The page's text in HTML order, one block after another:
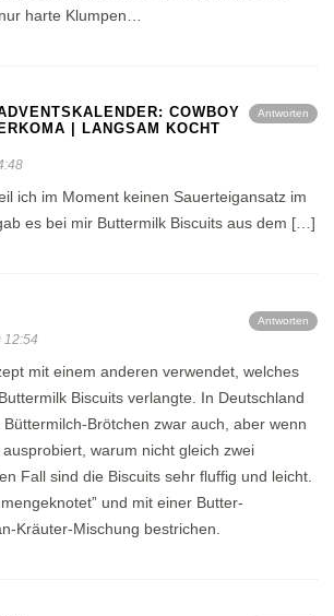
harte Klumpen…
Antworten
COWBOY
| LANGSAM KOCHT
ich im Moment keinen Sauerteigansatz im
es bei mir Buttermilk Biscuits aus dem […]
Antworten
12:54
mit einem anderen verwendet, welches
Biscuits verlangte. In Deutschland
Brötchen zwar auch, aber wenn
warum nicht gleich zwei
Fall sind die Biscuits sehr fluffig und leicht.
und mit einer Butter-
Kräuter-Mischung bestrichen.